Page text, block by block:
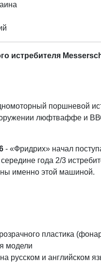
истребителя
поршневой
люфтваффе и
- «Фридрих» начал
года 2/3
именно этой машиной.
пластика
модели
русском и английском